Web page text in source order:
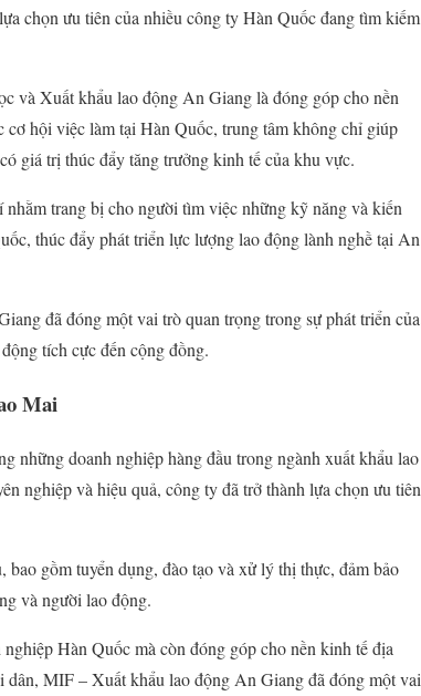
chọn ưu tiên của nhiều công ty Hàn Quốc đang tìm kiếm
và Xuất khẩu lao động An Giang là đóng góp cho nền
hội việc làm tại Hàn Quốc, trung tâm không chỉ giúp
giá trị thúc đẩy tăng trưởng kinh tế của khu vực.
trang bị cho người tìm việc những kỹ năng và kiến
thúc đẩy phát triển lực lượng lao động lành nghề tại An
đã đóng một vai trò quan trọng trong sự phát triển của
tích cực đến cộng đồng.
Mai
những doanh nghiệp hàng đầu trong ngành xuất khẩu lao
nghiệp và hiệu quả, công ty đã trở thành lựa chọn ưu tiên
gồm tuyển dụng, đào tạo và xử lý thị thực, đảm bảo
và người lao động.
Hàn Quốc mà còn đóng góp cho nền kinh tế địa
MIF – Xuất khẩu lao động An Giang đã đóng một vai